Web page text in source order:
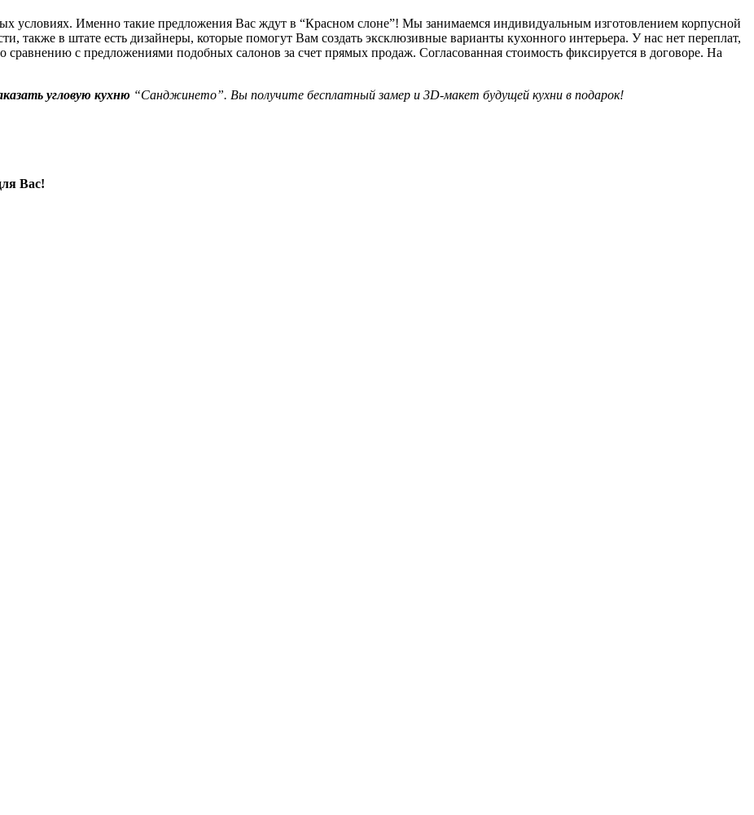
условиях. Именно такие предложения Вас ждут в “Красном слоне”! Мы занимаемся индивидуальным изготовлением корпусной
также в штате есть дизайнеры, которые помогут Вам создать эксклюзивные варианты кухонного интерьера. У нас нет переплат,
с предложениями подобных салонов за счет прямых продаж. Согласованная стоимость фиксируется в договоре. На
угловую кухню “Санджинето”. Вы получите бесплатный замер и 3D-макет будущей кухни в подарок!
Вас!